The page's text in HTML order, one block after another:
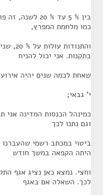
בין % 5 עד %
כמו מלחמת המפרץ,
בתקנות. אני יכול להניח
שאחת לכמה שנים יהיה
י' גבאי;
כמינהל הכנסות המדינה אני
וגם נתנו לכך
ביטוי במכתב רשמי
היתה הקפאה במשך חודש
וחצי. נמצא כאן נציג אגף
לכך. השאלה אם באגף